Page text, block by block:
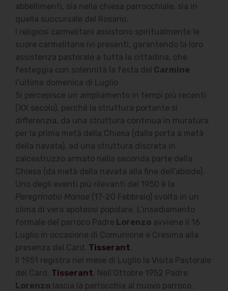
abbellimenti, sia nella chiesa parrocchiale, sia in
quella succursale del Rosario.
I religiosi carmelitani assistono spiritualmente le
suore carmelitane ivi presenti, garantendo la loro
assistenza pastorale a tutta la cittadina, che
festeggia con solennità la festa del Carmine
l’ultima domenica di Luglio
Si percepisce un ampliamento in tempi più recenti
(XX secolo), perché la struttura portante si
differenzia, da una struttura continua in muratura
per la prima metà della Chiesa (dalla porta a metà
della navata), ad una struttura discreta in
calcestruzzo armato nella seconda parte della
Chiesa (da metà della navata alla fine dell'abside).
Uno degli eventi più rilevanti del 1950 è la
Peregrinatio Mariae (17-20 Febbraio) svolta in un
clima di vera apoteosi popolare. L’insediamento
formale del parroco Padre Lorenzo avviene il 16
Luglio in occasione di Comunione e Cresima alla
presenza del Card. Tisserant.
Il 1951 registra nel mese di Luglio la Visita Pastorale
del Card. Tisserant. Nell’Ottobre 1952 Padre
Lorenzo lascia la parrocchia al nuovo parroco,